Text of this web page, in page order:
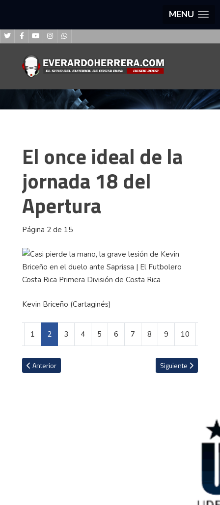
MENU
El once ideal de la
jornada 18 del
Apertura
Página 2 de 15
Kevin Briceño (Cartaginés)
1 2 3 4 5 6 7 8 9 10
Artículo anterior: Los tres equipos de las cinco grandes ligas de
Anterior Artículo siguiente:
Siguiente